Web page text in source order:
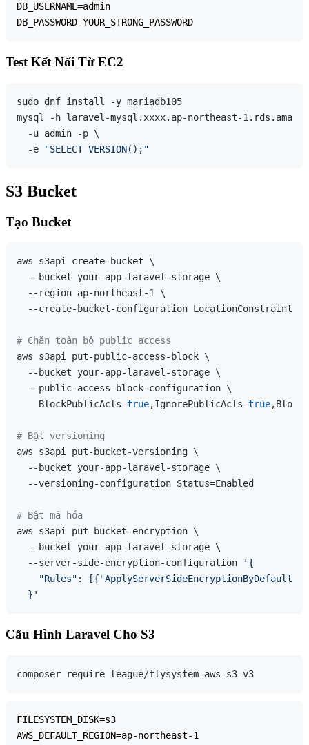
DB_USERNAME=admin
Test Kết Nối Từ EC2
sudo dnf install -y mariadb105
mysql -h laravel-mysql.xxxx.ap-northeast-
  -u admin -p \
  -e
"SELECT VERSION();"
S3 Bucket
Tạo Bucket
aws s3api create-bucket \
  --bucket your-app-laravel-storage \
  --region ap-northeast-1 \
--create-bucket-configuration
# Chặn toàn bộ public access
aws s3api put-public-access-block \
  --bucket your-app-laravel-storage \
  --public-access-block-configuration \
    BlockPublicAcls=
true,IgnorePublicAcls=true
# Bật versioning
aws s3api put-bucket-versioning \
  --bucket your-app-laravel-storage \
  --versioning-configuration Status=Enabled
# Bật mã hóa
aws s3api put-bucket-encryption \
  --bucket your-app-laravel-storage \
  --server-side-encryption-configuration
'{
"Rules": [{"ApplyServerSideEncryptionByDefault":
  }'
Cấu Hình Laravel Cho S3
FILESYSTEM_DISK=s3
AWS_DEFAULT_REGION=ap-northeast-1